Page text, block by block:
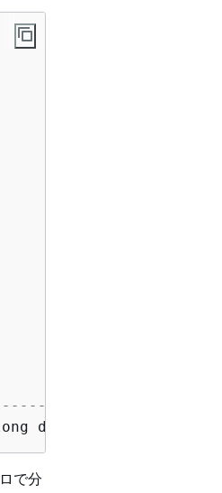
division
で分